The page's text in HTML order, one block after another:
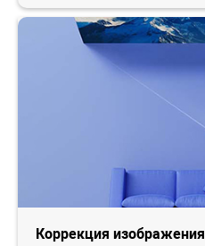
Коррекция изображения